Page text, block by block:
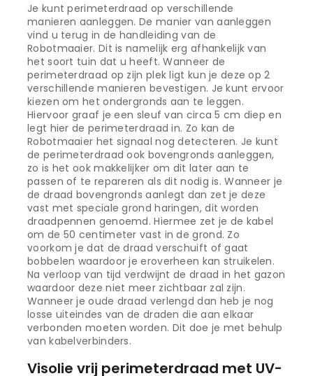
Je kunt perimeterdraad op verschillende
manieren aanleggen. De manier van aanleggen
vind u terug in de handleiding van de
Robotmaaier. Dit is namelijk erg afhankelijk van
het soort tuin dat u heeft. Wanneer de
perimeterdraad op zijn plek ligt kun je deze op 2
verschillende manieren bevestigen. Je kunt ervoor
kiezen om het ondergronds aan te leggen.
Hiervoor graaf je een sleuf van circa 5 cm diep en
legt hier de perimeterdraad in. Zo kan de
Robotmaaier het signaal nog detecteren. Je kunt
de perimeterdraad ook bovengronds aanleggen,
zo is het ook makkelijker om dit later aan te
passen of te repareren als dit nodig is. Wanneer je
de draad bovengronds aanlegt dan zet je deze
vast met speciale grond haringen, dit worden
draadpennen genoemd. Hiermee zet je de kabel
om de 50 centimeter vast in de grond. Zo
voorkom je dat de draad verschuift of gaat
bobbelen waardoor je eroverheen kan struikelen.
Na verloop van tijd verdwijnt de draad in het gazon
waardoor deze niet meer zichtbaar zal zijn.
Wanneer je oude draad verlengd dan heb je nog
losse uiteindes van de draden die aan elkaar
verbonden moeten worden. Dit doe je met behulp
van kabelverbinders.
Visolie vrij perimeterdraad met UV-